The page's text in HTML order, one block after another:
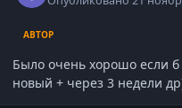
АВТОР
Было очень хорошо если
новый + через 3 недели